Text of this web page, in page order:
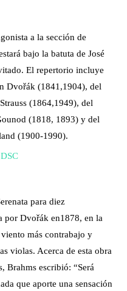
a la sección de
bajo la batuta de José
El repertorio incluye
Dvořák (1841,1904), del
(1864,1949), del
(1818, 1893) y del
(1900-1990).
para diez
por Dvořák en1878, en la
más contrabajo y
violas. Acerca de esta obra
Brahms escribió: “Será
que aporte una sensación